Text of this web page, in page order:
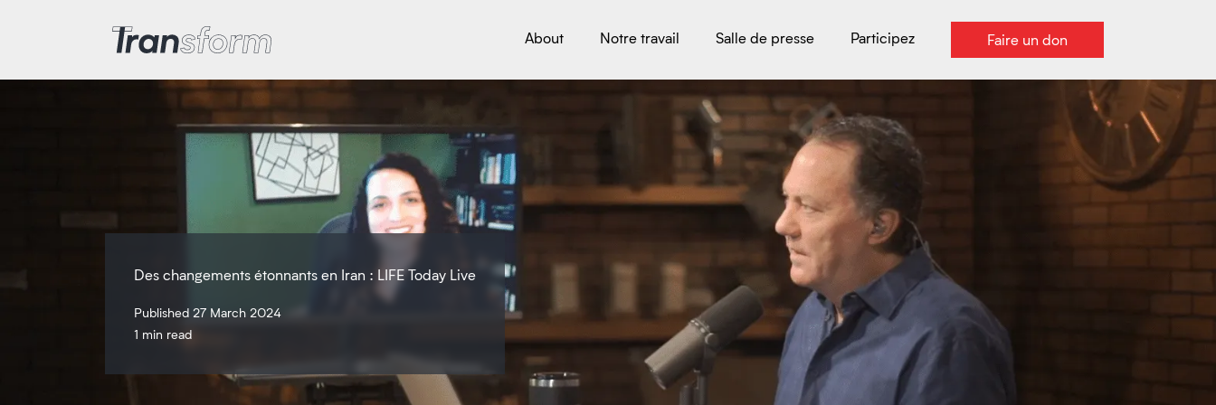
Transform Iran About Notre travail Salle de presse Participez Faire un don
Des changements étonnants en Iran : LIFE Today Live
Published 27 March 2024
1 min read